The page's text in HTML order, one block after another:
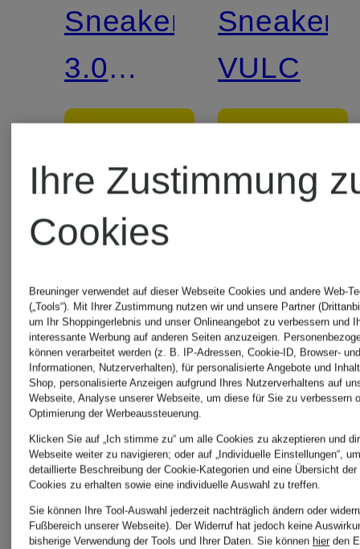
Sneaker
3.0
FLOATING
ARROW
Bestpreis:
500 €
Sneaker
VULC
Bestpreis:
Ihre Zustimmung
Cookies
Breuninger verwendet auf dieser Webseite Cookies und andere Web-
(„Tools“). Mit Ihrer Zustimmung nutzen wir und unsere Partner
um Ihr Shoppingerlebnis und unser Onlineangebot zu verbessern und
interessante Werbung auf anderen Seiten anzuzeigen.
können verarbeitet werden (z. B. IP-Adressen, Cookie-ID, Browser-
Informationen, Nutzerverhalten), für personalisierte Angebote und
Shop, personalisierte Anzeigen aufgrund Ihres Nutzerverhaltens auf
Webseite, Analyse unserer Webseite, um diese für Sie zu verbessern
Optimierung der Werbeaussteuerung.
Klicken Sie auf „Ich stimme zu“ um alle Cookies zu akzeptieren und
Webseite weiter zu navigieren; oder auf „Individuelle Einstellungen“,
detaillierte Beschreibung der Cookie-Kategorien und eine Übersicht
Cookies zu erhalten sowie eine individuelle Auswahl zu treffen.
Sie können Ihre Tool-Auswahl jederzeit nachträglich ändern oder
Fußbereich unserer Webseite). Der Widerruf hat jedoch keine
bisherige Verwendung der Tools und Ihrer Daten. Sie können hier den